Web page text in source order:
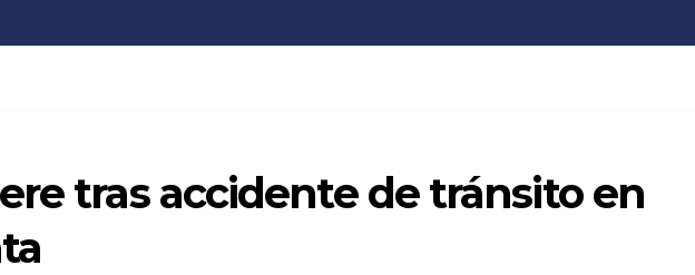
tras accidente de tránsito en